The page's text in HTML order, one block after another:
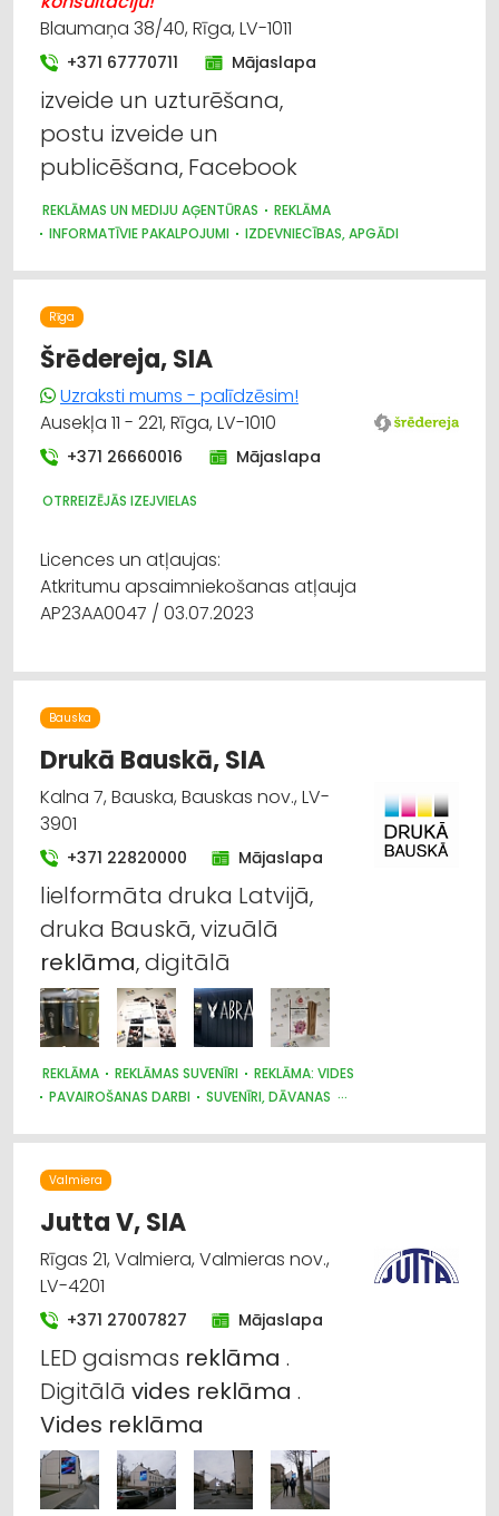
Blaumaņa 38/40, Rīga, LV-1011
+371 67770711 Mājaslapa
izveide un uzturēšana,
postu izveide un
publicēšana, Facebook
REKLĀMAS UN MEDIJU AĢENTŪRAS
REKLĀMA
INFORMATĪVIE PAKALPOJUMI
IZDEVNIECĪBAS, APGĀDI
Rīga
Šrēdereja, SIA
Uzraksti mums - palīdzēsim!
Ausekļa 11 - 221, Rīga, LV-1010
+371 26660016 Mājaslapa
OTRREIZĒJĀS IZEJVIELAS
Licences un atļaujas:
Atkritumu apsaimniekošanas atļauja
AP23AA0047 / 03.07.2023
Bauska
Drukā Bauskā, SIA
Kalna 7, Bauska, Bauskas nov., LV-
3901
+371 22820000 Mājaslapa
lielformāta druka Latvijā,
druka Bauskā, vizuālā
reklāma, digitālā
REKLĀMA REKLĀMAS SUVENĪRI
REKLĀMA: VIDES
PAVAIROŠANAS DARBI
SUVENĪRI, DĀVANAS
IEPAKOJUMS, IESAIŅOŠANA
PASĀKUMU ORGANIZĒŠANA, ATRIBŪTIKA
APĢĒRBI: TIRDZNIECĪBA
Valmiera
Jutta V, SIA
Rīgas 21, Valmiera, Valmieras nov.,
LV-4201
+371 27007827 Mājaslapa
LED gaismas reklāma .
Digitālā vides reklāma .
Vides reklāma